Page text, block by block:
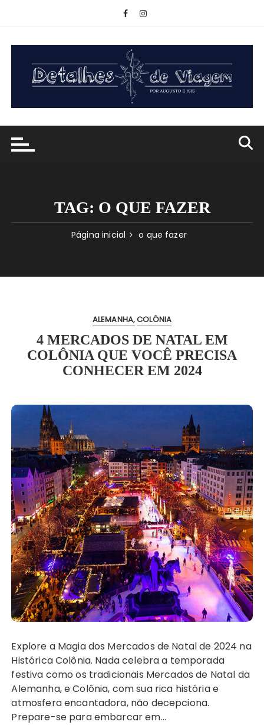
conteúdo
TAG: O QUE FAZER
Página inicial o que fazer
ALEMANHA COLÔNIA
4 MERCADOS DE NATAL EM
COLÔNIA QUE VOCÊ PRECISA
CONHECER EM 2024
Explore a Magia dos Mercados de Natal de 2024 na
Histórica Colônia. Nada celebra a temporada
festiva como os tradicionais Mercados de Natal da
Alemanha, e Colônia, com sua rica história e
atmosfera encantadora, não decepciona.
Prepare-se para embarcar em…